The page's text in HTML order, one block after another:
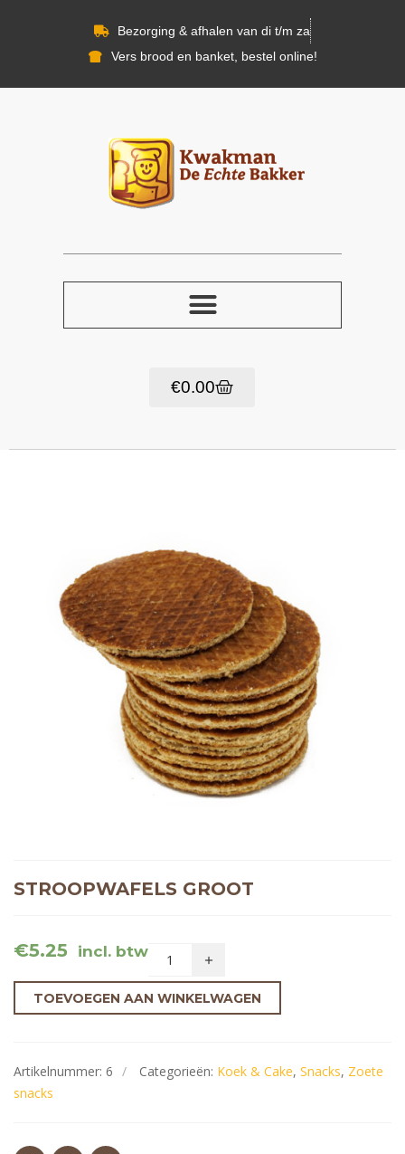
Bezorging & afhalen van di t/m za
Vers brood en banket, bestel online!
€0.00
STROOPWAFELS GROOT
€5.25 incl. btw
TOEVOEGEN AAN WINKELWAGEN
Artikelnummer: 6 Categorieën: Koek & Cake, Snacks, Zoete
snacks